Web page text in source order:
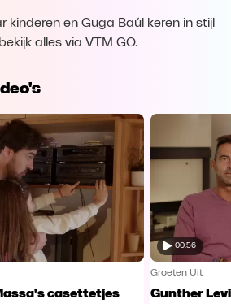
kinderen en Guga Baúl keren in stijl
alles via VTM GO.
casettetjes
00:56
Groeten Uit
Gunther